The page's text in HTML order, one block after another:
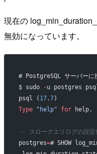
現在の
無効になっています。
# PostgreSQL サーバーに
$ sudo
-u postgres
psql ( 17.7)
Type "help" for help.
-- スロークエリログの設
postgres=# SHOW